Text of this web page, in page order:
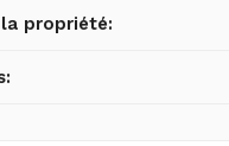
propriété: